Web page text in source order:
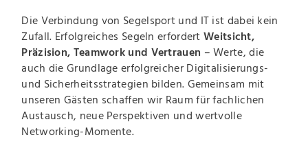
Die Verbindung von Segelsport und IT ist dabei kein
Zufall. Erfolgreiches Segeln erfordertWeitsicht,
Präzision, Teamwork und Vertrauen – Werte, die
auch die Grundlage erfolgreicher Digitalisierungs-
und Sicherheitsstrategien bilden. Gemeinsam mit
unseren Gästen schaffen wir Raum für fachlichen
Austausch, neue Perspektiven und wertvolle
Networking-Momente.